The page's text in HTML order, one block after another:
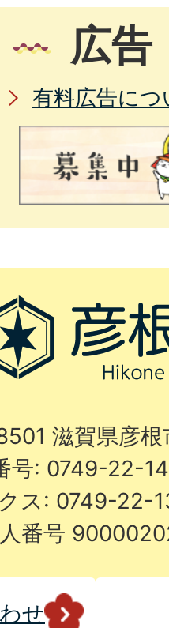
広告
有料広告につ
滋賀県彦
号: 0749-22-
ス: 0749-22-
番号
せ